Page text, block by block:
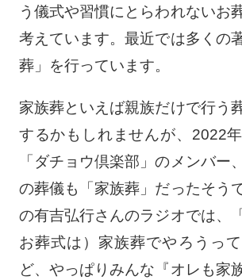
う儀式や習慣にとらわれないお
考えています。最近では多くの
葬」を行っています。
家族葬といえば親族だけで行う
するかもしれませんが、2022
「ダチョウ倶楽部」のメンバー
の葬儀も「家族葬」だったそう
の有吉弘行さんのラジオでは、
お葬式は）家族葬でやろうっ
ど、やっぱりみんな『オレも家